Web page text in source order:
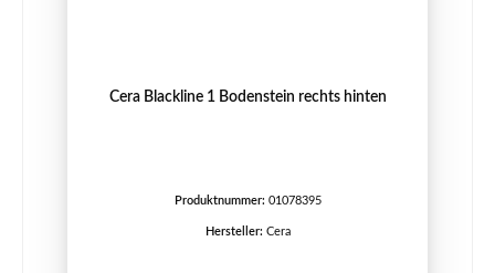
Cera Blackline 1 Bodenstein rechts hinten
Produktnummer: 01078395
Hersteller: Cera